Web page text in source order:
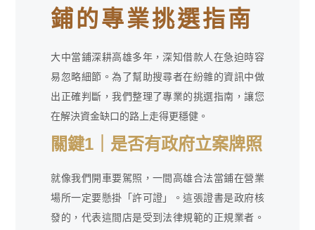
鋪的專業挑選指南
大中當鋪深耕高雄多年，深知借款人在急迫時容
易忽略細節。為了幫助搜尋者在紛雜的資訊中做
出正確判斷，我們整理了專業的挑選指南，讓您
在解決資金缺口的路上走得更穩健。
關鍵1｜是否有政府立案牌照
就像我們開車要駕照，一間高雄合法當鋪在營業
場所一定要懸掛「許可證」。這張證書是政府核
發的，代表這間店是受到法律規範的正規業者。